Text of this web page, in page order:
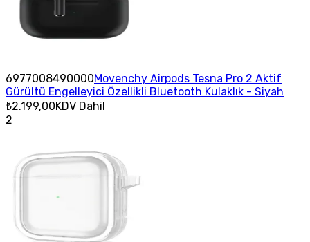
6977008490000Movenchy Airpods Tesna Pro 2 Aktif
Gürültü Engelleyici Özellikli Bluetooth Kulaklık - Siyah
₺2.199,00KDV Dahil
2